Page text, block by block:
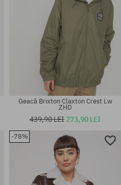
Mărimi existente:
Geacă Brixton Claxton Crest Lw
ZHD
439,90 LEI 273,90 LEI
-78%